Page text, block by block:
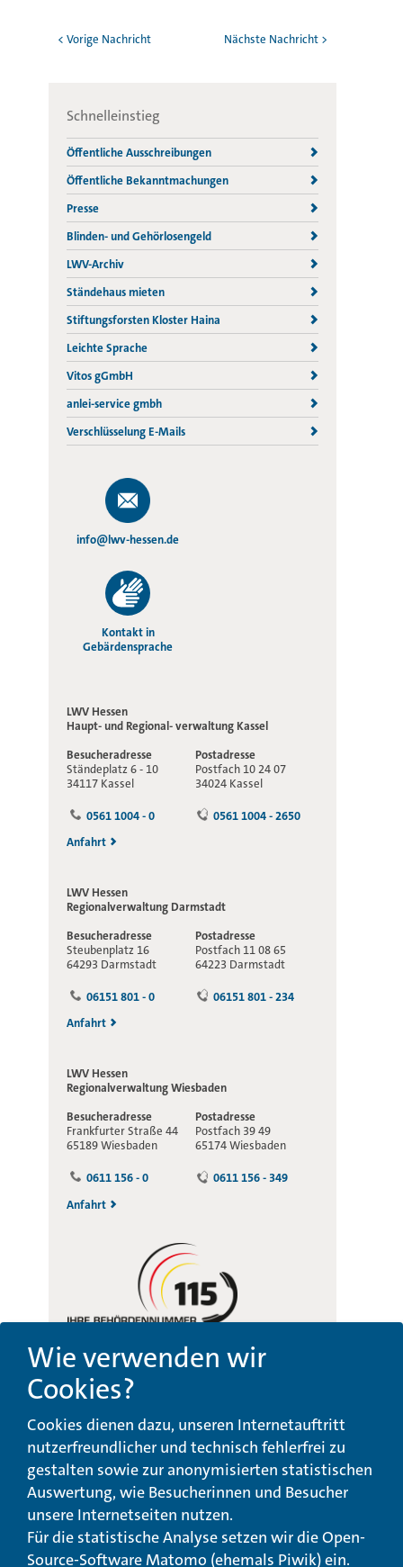
Nächste Nachricht >
< Vorige Nachricht
Schnelleinstieg
Öffentliche Ausschreibungen
Öffentliche Bekanntmachungen
Presse
Blinden- und Gehörlosengeld
LWV-Archiv
Ständehaus mieten
Stiftungsforsten Kloster Haina
Leichte Sprache
Vitos gGmbH
anlei-service gmbh
Verschlüsselung E-Mails
info@lwv-hessen.de
Kontakt in
Gebärdensprache
LWV Hessen
Haupt- und Regional-verwaltung Kassel
Besucheradresse
Ständeplatz 6 - 10
34117 Kassel
Postadresse
Postfach 10 24 07
34024 Kassel
0561 1004 - 0
0561 1004 - 2650
Anfahrt
LWV Hessen
Regionalverwaltung Darmstadt
Besucheradresse
Steubenplatz 16
64293 Darmstadt
Postadresse
Postfach 11 08 65
64223 Darmstadt
06151 801 - 0
06151 801 - 234
Anfahrt
LWV Hessen
RegionalverwaltungWiesbaden
Besucheradresse
Frankfurter Straße 44
65189 Wiesbaden
Postadresse
Postfach 39 49
65174 Wiesbaden
0611 156 - 0
0611 156 - 349
Anfahrt
Anregungs- und
Qualitätsmanagement
Barrierefreiheit
© Landeswohlfahrtsverband Hessen 2026
Impressum Seitenübersicht Seite drucken
Wie verwenden wir
Cookies?
Cookies dienen dazu, unseren Internetauftritt
nutzerfreundlicher und technisch fehlerfrei zu
gestalten sowie zur anonymisierten statistischen
Auswertung, wie Besucherinnen und Besucher
unsere Internetseiten nutzen.
Für die statistische Analyse setzen wir die Open-
Source-Software Matomo (ehemals Piwik) ein.